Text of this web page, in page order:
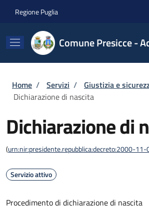
Regione Puglia
Comune Presicce -
Briciole di pane
Home / Servizi / Giustizia e
Dichiarazione di nascita
Dichiarazione di
(urn:nir:presidente.repubblica:decreto:2000-
Servizio attivo
Procedimento di dichiarazione di nascita